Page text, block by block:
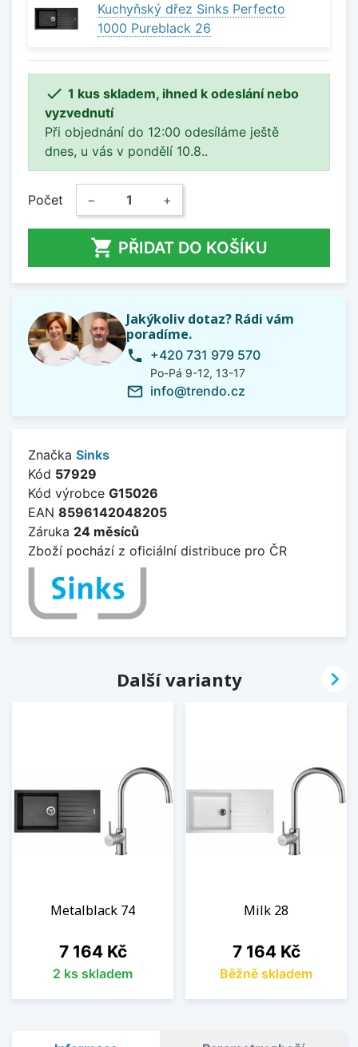
Kuchyňský dřez Sinks Perfecto
1000 Pureblack 26
 1 kus skladem, ihned k odeslání nebo
vyzvednutí
Při objednání do 12:00 odesíláme ještě
dnes, u vás v pondělí 10.8..
Počet − +
 PŘIDAT DO KOŠÍKU
Jakýkoliv dotaz? Rádi vám
poradíme.
phone +420 731 979 570
Po-Pá 9-12, 13-17
mail_outline info@trendo.cz
Značka Sinks
Kód 57929
Kód výrobce G15026
EAN 8596142048205
Záruka 24 měsíců
Zboží pochází z oficiální distribuce pro ČR
Další varianty
Metalblack 74
Cena
7 164 Kč
2 ks skladem
Milk 28
Cena
7 164 Kč
Běžně skladem
